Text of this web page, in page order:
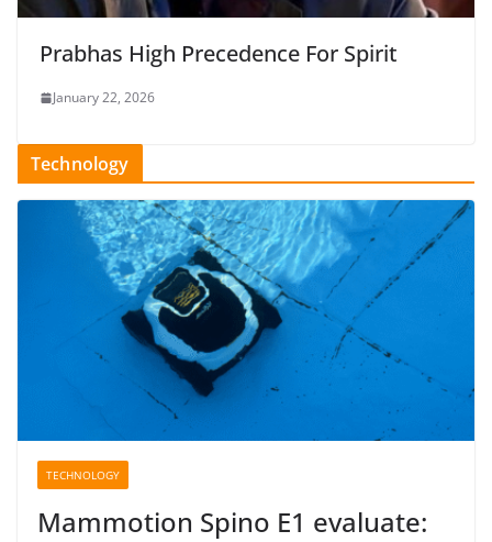
Prabhas High Precedence For Spirit
January 22, 2026
Technology
TECHNOLOGY
Mammotion Spino E1 evaluate: